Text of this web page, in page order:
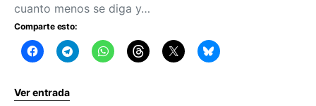
cuanto menos se diga y…
Comparte esto:
Ver entrada